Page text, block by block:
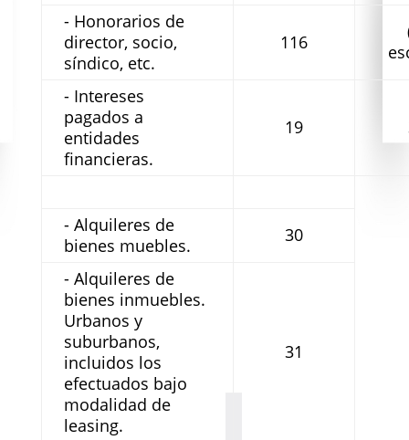
- Honorarios de
director, socio,
síndico, etc.
116
- Intereses
pagados a
entidades
financieras.
19
- Alquileres de
bienes muebles.
30
- Alquileres de
bienes inmuebles.
Urbanos y
suburbanos,
incluidos los
efectuados bajo
modalidad de
leasing.
31